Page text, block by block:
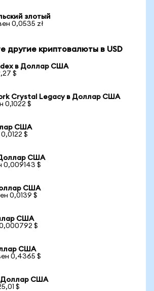
злотый
0,0535 zł
другие криптовалюты в USD
в Доллар США
$
Crystal Legacy в Доллар США
0,1022 $
США
$
США
0,009143 $
США
0,0139 $
США
$
США
0,4365 $
Доллар США
$